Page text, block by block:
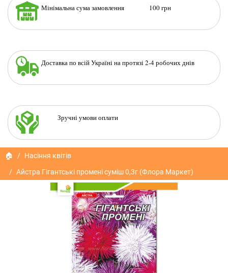
Мінімальна сума замовлення 100 грн
Доставка по всій Україні на протязі 2-4 робочих днів
Зручні умови оплати
🏠
Насіння квітів
Айстра Гігантські промені суміш 0,3г (Флора Маркет)